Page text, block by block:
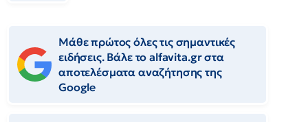
Μάθε πρώτος όλες τις σημαντικές
ειδήσεις. Βάλε το alfavita.gr στα
αποτελέσματα αναζήτησης της
Google